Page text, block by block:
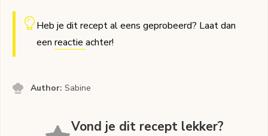
Heb je dit recept al eens geprobeerd? Laat dan
een reactie achter!
Author:Sabine
Vond je dit recept lekker?